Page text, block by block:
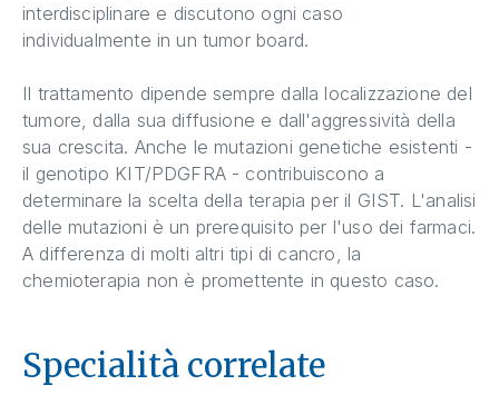
interdisciplinare e discutono ogni caso
individualmente in un tumor board.
Il trattamento dipende sempre dalla localizzazione del
tumore, dalla sua diffusione e dall'aggressività della
sua crescita. Anche le mutazioni genetiche esistenti -
il genotipo KIT/PDGFRA - contribuiscono a
determinare la scelta della terapia per il GIST. L'analisi
delle mutazioni è un prerequisito per l'uso dei farmaci.
A differenza di molti altri tipi di cancro, la
chemioterapia non è promettente in questo caso.
Specialità correlate